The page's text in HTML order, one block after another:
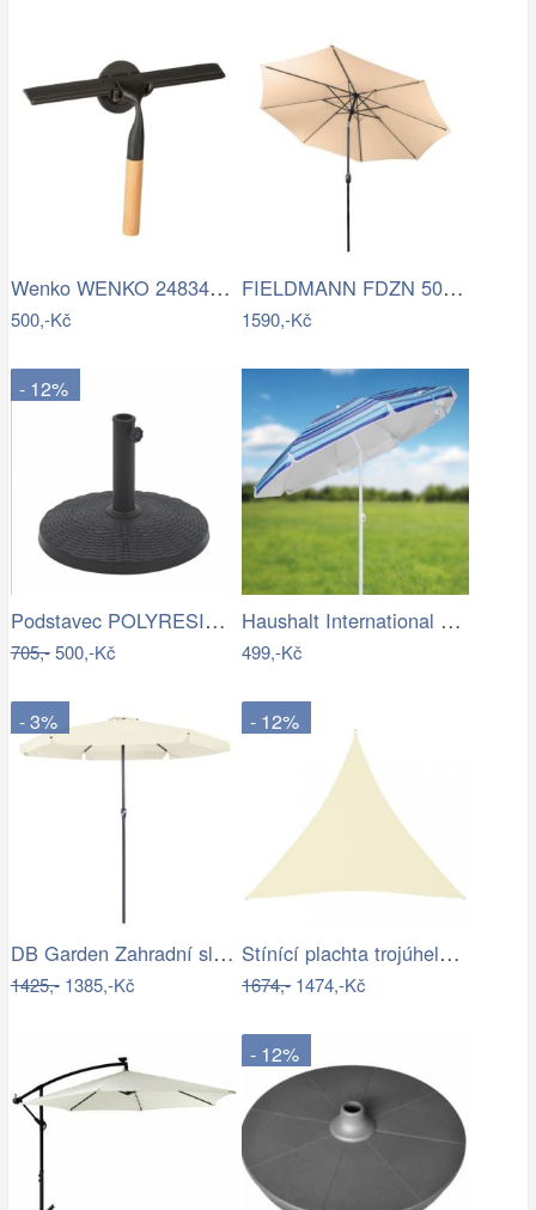
Wenko WENKO 24834100 - Stěrka BAMBUSa…
500,-Kč
FIELDMANN FDZN 5006 Slunečník krémový 3…
1590,-Kč
- 12%
Podstavec POLYRESIN 10kg ROJAPLAST
705,-500,-Kč
Haushalt International Slunečník, 200 cm
499,-Kč
- 3%
DB Garden Zahradní slunečník Jenna…
1425,-1385,-Kč
- 12%
Stínící plachta trojúhelníková 5 x 5 x…
1674,-1474,-Kč
- 12%